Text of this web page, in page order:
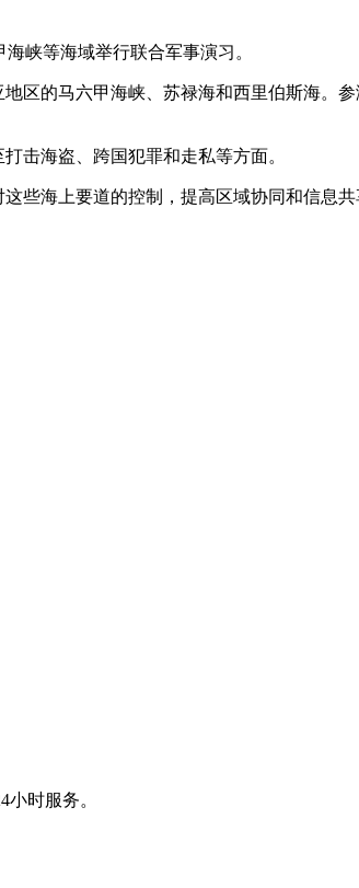
峡等海域举行联合军事演习。
的马六甲海峡、苏禄海和西里伯斯海。
击海盗、跨国犯罪和走私等方面。
海上要道的控制，提高区域协同和信息共
时服务。